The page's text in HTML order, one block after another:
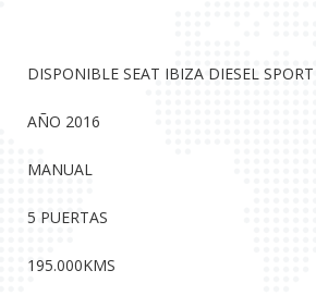
DISPONIBLE SEAT IBIZA DIESEL SPORT
AÑO 2016
MANUAL
5 PUERTAS
195.000KMS